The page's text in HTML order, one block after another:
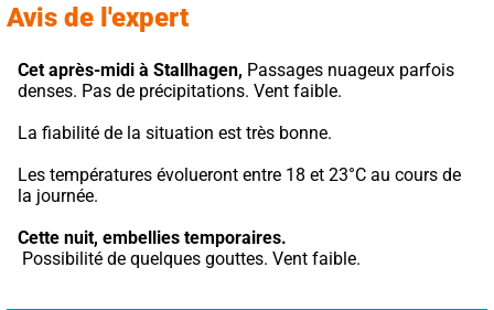
Avis de l'expert
Cet après-midi à Stallhagen, Passages nuageux parfois
denses. Pas de précipitations. Vent faible.
La fiabilité de la situation est très bonne.
Les températures évolueront entre 18 et 23°C au cours de
la journée.
Cette nuit, embellies temporaires.
Possibilité de quelques gouttes. Vent faible.